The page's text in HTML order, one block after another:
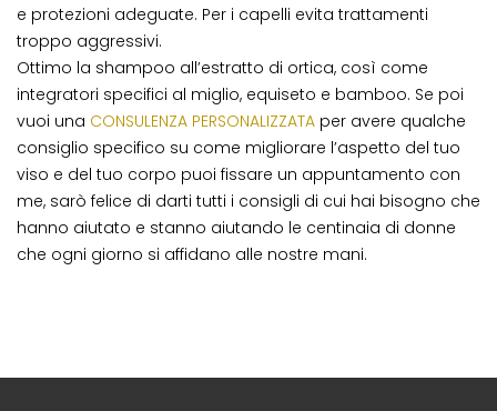
e protezioni adeguate. Per i capelli evita trattamenti
troppo aggressivi.
Ottimo la shampoo all’estratto di ortica, così come
integratori specifici al miglio, equiseto e bamboo. Se poi
vuoi una CONSULENZA PERSONALIZZATA per avere qualche
consiglio specifico su come migliorare l’aspetto del tuo
viso e del tuo corpo puoi fissare un appuntamento con
me, sarò felice di darti tutti i consigli di cui hai bisogno che
hanno aiutato e stanno aiutando le centinaia di donne
che ogni giorno si affidano alle nostre mani.